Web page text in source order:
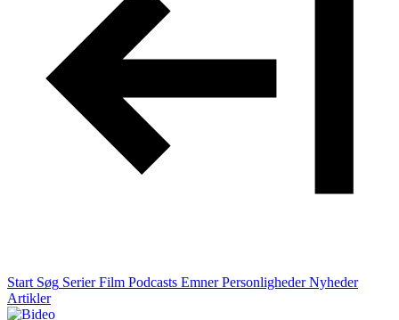
Start Søg Serier Film Podcasts Emner Personligheder Nyheder
Artikler